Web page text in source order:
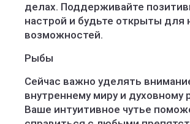
делах. Поддерживайте
настрой и будьте открыты для
возможностей.
Рыбы
Сейчас важно уделять
внутреннему миру и духовному
Ваше интуитивное чутье